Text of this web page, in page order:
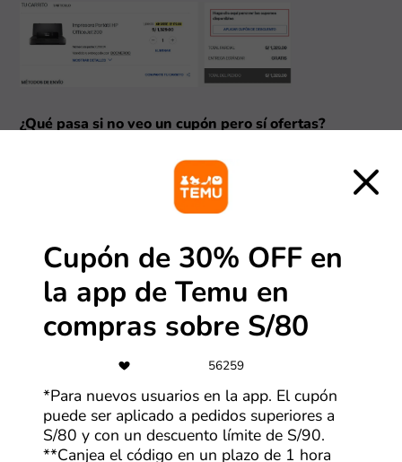
¿Qué pasa si no veo un cupón pero sí ofertas?
1. Encuentra la mejor oferta
Así como con los cupones, al hacer clic en HP,
encontrarás una serie de ofertas en la tienda. Revisa
más atractiva.
2. Conoce los detalles y visita la tienda
Cupón de 30% OFF en
la app de Temu en
compras sobre S/80
56259
*Para nuevos usuarios en la app. El cupón
puede ser aplicado a pedidos superiores a
S/80 y con un descuento límite de S/90.
**Canjea el código en un plazo de 1 hora